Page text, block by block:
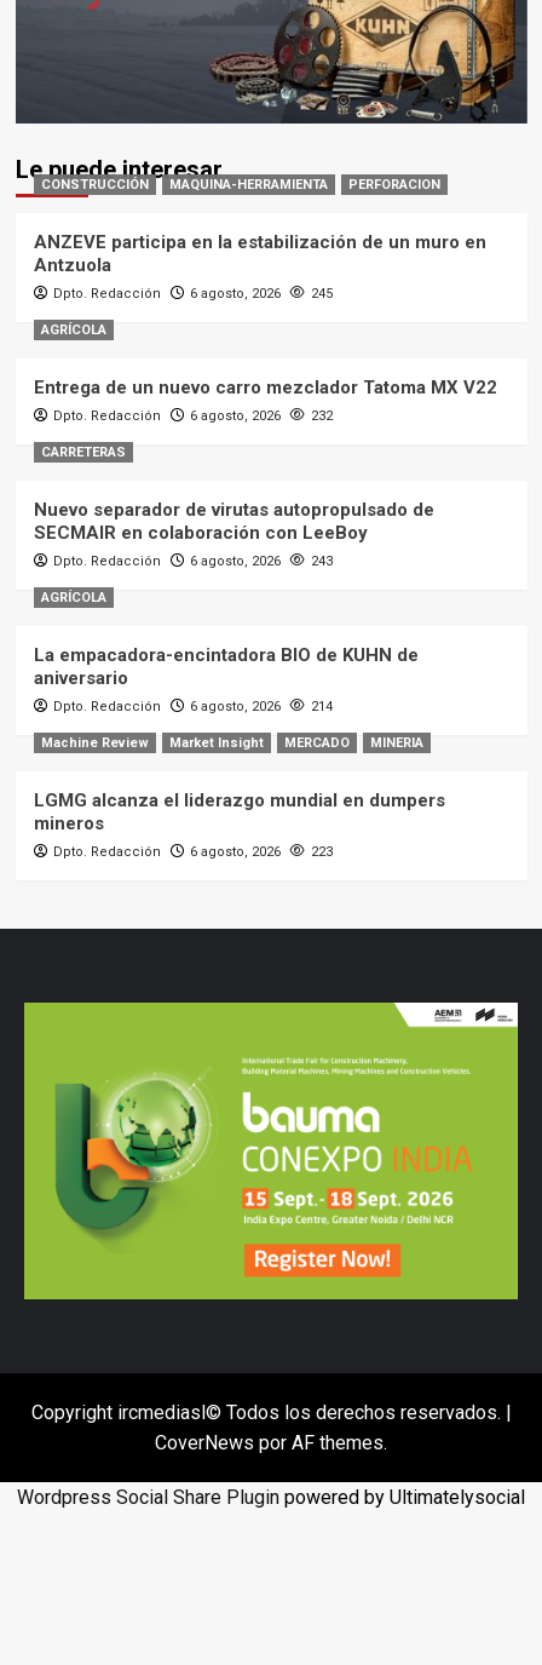
Le puede interesar
CONSTRUCCIÓN MAQUINA-HERRAMIENTA PERFORACION
ANZEVE participa en la estabilización de un muro en
Antzuola
Dpto. Redacción 6 agosto, 2026 245
AGRÍCOLA
Entrega de un nuevo carro mezclador Tatoma MX V22
Dpto. Redacción 6 agosto, 2026 232
CARRETERAS
Nuevo separador de virutas autopropulsado de
SECMAIR en colaboración con LeeBoy
Dpto. Redacción 6 agosto, 2026 243
AGRÍCOLA
La empacadora-encintadora BIO de KUHN de
aniversario
Dpto. Redacción 6 agosto, 2026 214
Machine Review Market Insight MERCADO MINERIA
LGMG alcanza el liderazgo mundial en dumpers
mineros
Dpto. Redacción 6 agosto, 2026 223
Copyright ircmediasl© Todos los derechos reservados. |
CoverNews por AF themes.
Wordpress Social Share Plugin powered by Ultimatelysocial